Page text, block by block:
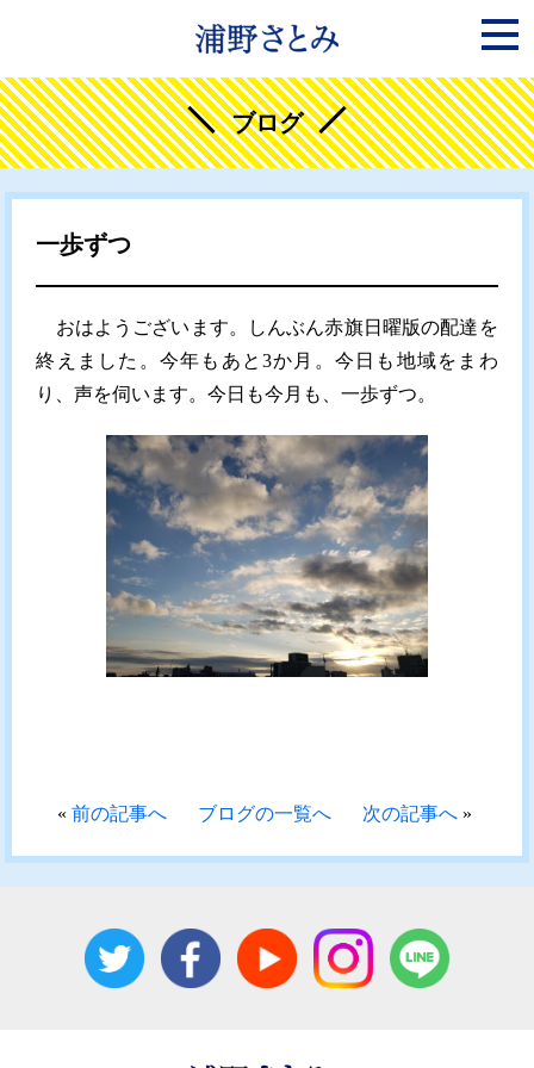
ブログ
一歩ずつ
おはようございます。しんぶん赤旗日曜版の配達を
終えました。今年もあと3か月。今日も地域をまわ
り、声を伺います。今日も今月も、一歩ずつ。
«前の記事へ ブログの一覧へ 次の記事へ»